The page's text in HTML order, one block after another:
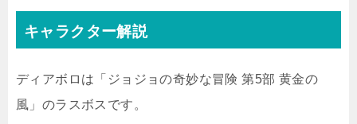
キャラクター解説
ディアボロは「ジョジョの奇妙な冒険 第5部 黄金の
風」のラスボスです。